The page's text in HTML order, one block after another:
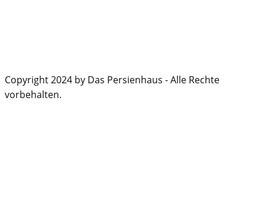
Copyright 2024 by Das Persienhaus - Alle Rechte
vorbehalten.